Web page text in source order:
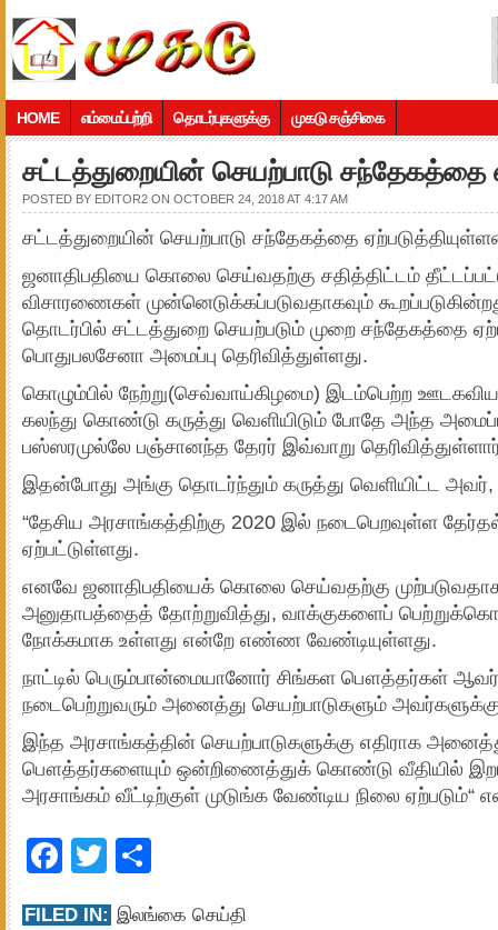
HOME எம்மைப்பற்றி தொடர்புகளுக்கு முகடு சஞ்சிகை
சட்டத்துறையின் செயற்பாடு சந்தேகத்தை
POSTED BY EDITOR2 ON OCTOBER 24, 2018 AT 4:17 AM
சட்டத்துறையின் செயற்பாடு சந்தேகத்தை
ஜனாதிபதியை கொலை செய்வதற்கு சதித்திட்டம்
விசாரணைகள் முன்னெடுக்கப்படுவதாகவும்
தொடர்பில் சட்டத்துறை செயற்படும் முறை சந்தேகத்தை
பொதுபலசேனா அமைப்பு தெரிவித்துள்ளது.
கொழும்பில் நேற்று(செவ்வாய்கிழமை) இடம்பெற்ற
கலந்து கொண்டு கருத்து வெளியிடும் போதே அந்த
பஸ்ஸரமுல்லே பஞ்சானந்த தேரர் இவ்வாறு
இதன்போது அங்கு தொடர்ந்தும் கருத்து வெளியிட்ட அவர்,
“தேசிய அரசாங்கத்திற்கு 2020 இல் நடைபெறவுள்ள
ஏற்பட்டுள்ளது.
எனவே ஜனாதிபதியைக் கொலை செய்வதற்கு
அனுதாபத்தைத் தோற்றுவித்து, வாக்குகளைப்
நோக்கமாக உள்ளது என்றே எண்ண வேண்டியுள்ளது.
நாட்டில் பெரும்பான்மையானோர் சிங்கள பௌத்தர்கள்
நடைபெற்றுவரும் அனைத்து செயற்பாடுகளும்
இந்த அரசாங்கத்தின் செயற்பாடுகளுக்கு எதிராக
பௌத்தர்களையும் ஒன்றிணைத்துக் கொண்டு வீதியில்
அரசாங்கம் வீட்டிற்குள் முடுங்க வேண்டிய நிலை ஏற்படும்“
Facebook
Twitter
FILED IN: இலங்கை செய்தி